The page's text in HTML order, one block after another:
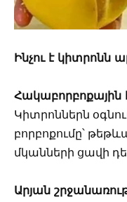
Ինչու է կիտրոնն
Հակաբորբոքային
Կիտրոններն
բորբոքումը՝
մկանների ցավի
Արյան